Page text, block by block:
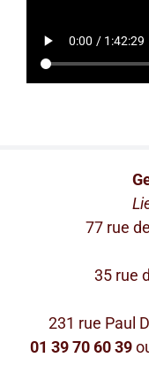
77 rue
35 rue
231 rue Paul
01 39 70 60 39